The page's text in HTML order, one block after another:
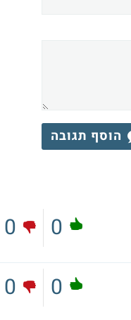
הוסף תגובה
0
0
0
0